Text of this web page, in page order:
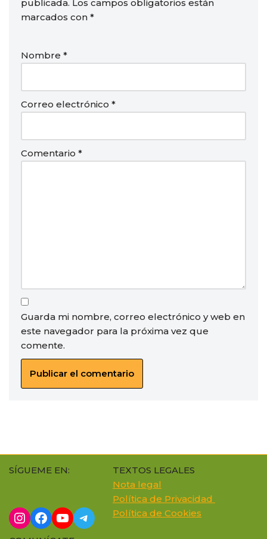
publicada. Los campos obligatorios están
marcados con *
Nombre *
Correo electrónico *
Comentario *
Guarda mi nombre, correo electrónico y web en
este navegador para la próxima vez que
comente.
SÍGUEME EN:
TEXTOS LEGALES
Nota legal
Política de Privacidad
Política de Cookies